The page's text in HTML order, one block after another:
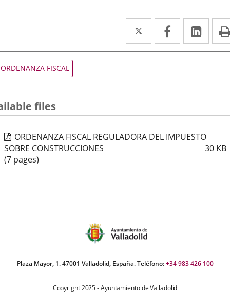
Twitter
Enlace
a
Facebook
Enlace
a
a
ORDENANZA FISCAL
files
ORDENANZA FISCAL REGULADORA DEL IMPUESTO
SOBRE CONSTRUCCIONES
30 KB
(7 pages)
Plaza Mayor, 1. 47001 Valladolid, España. Teléfono:+34 983 426 100
Copyright 2025 - Ayuntamiento de Valladolid